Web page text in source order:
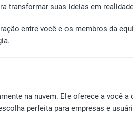
suas ideias em
entre você e os membros da
na nuvem. Ele oferece a você
perfeita para empresas e